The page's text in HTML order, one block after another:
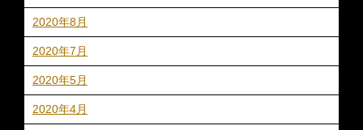
2020年8月
2020年7月
2020年5月
2020年4月